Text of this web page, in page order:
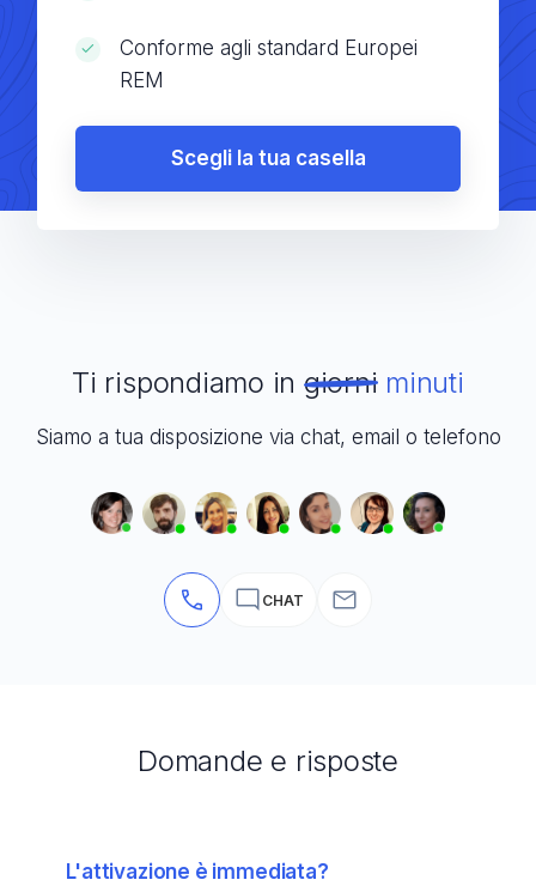
Conforme agli standard Europei
REM
Scegli la tua casella
Ti rispondiamo in giorni minuti
Siamo a tua disposizione via chat, email o telefono
CHAT
Domande e risposte
L'attivazione è immediata?